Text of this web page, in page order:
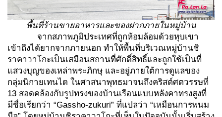
พื้นที่ร้านขายอาหารและของฝากภายในหมู่บ้าน
จากสภาพภูมิประเทศที่ถูกห้อมล้อมด้วยหุบเขา
เข้าถึงได้ยากจากภายนอก ทำให้พื้นที่บริเวณหมู่บ้านชิ
ราคาวาโกะเป็นเสมือนสถานที่ศักดิ์สิทธิ์และถูกใช้เป็นที่
แสวงบุญของเหล่าพระภิกษุ และอยู่ภายใต้การดูแลของ
กลุ่มนิกายเทนได ในศาสนาพุทธมาจนถึงคริสต์ศตวรรษที่
13 สอดคล้องกับรูปทรงของบ้านเรือนแบบหลังคาทรงสูงที่
มีชื่อเรียกว่า “Gassho-zukuri” ที่แปลว่า “เหมือนการพนม